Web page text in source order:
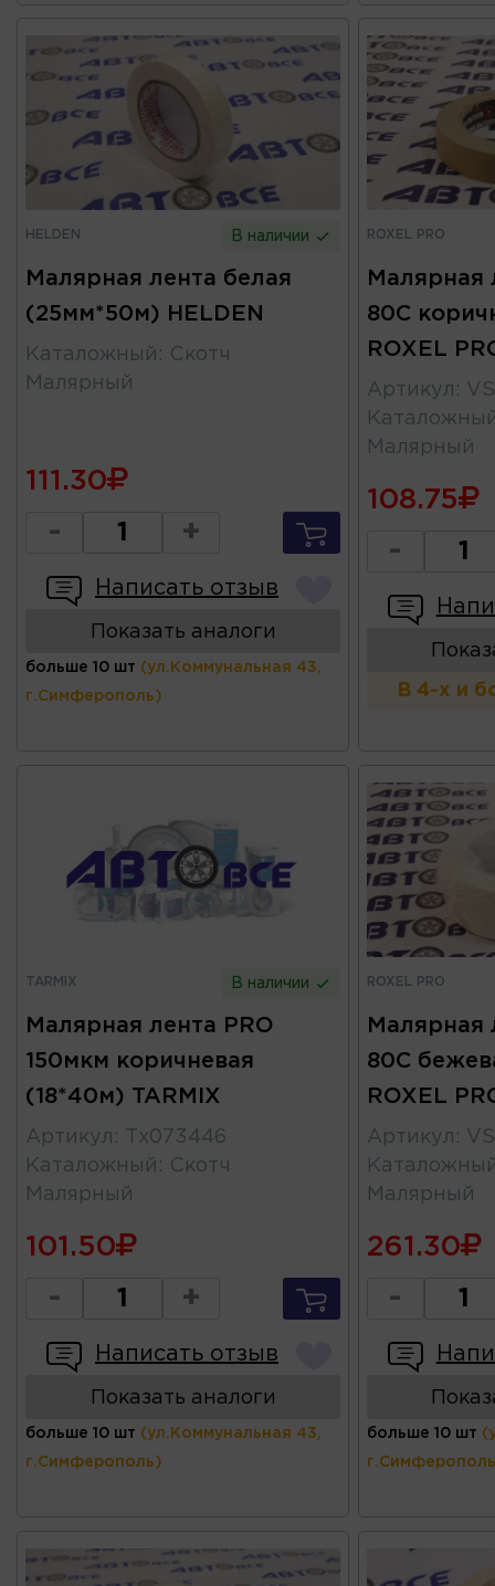
HELDEN В наличии
Малярная лента белая
(25мм*50м) HELDEN
Каталожный : Скотч
Малярный
111.30
- +
Написать отзыв
Показать аналоги
больше 10 шт (ул.Коммунальная 43,
г.Симферополь)
ROXEL PRO
Малярная
80C
ROXEL
Артикул :
Малярный
108.75
-
В 4-х и
TARMIX В наличии
Малярная лента PRO
150мкм коричневая
(18*40м) TARMIX
Артикул :
Тх073446
Каталожный : Скотч
Малярный
101.50
- +
Написать отзыв
Показать аналоги
больше 10 шт (ул.Коммунальная 43,
г.Симферополь)
ROXEL PRO
Малярная
80C
ROXEL
Артикул :
Малярный
261.30
-
больше 10 шт